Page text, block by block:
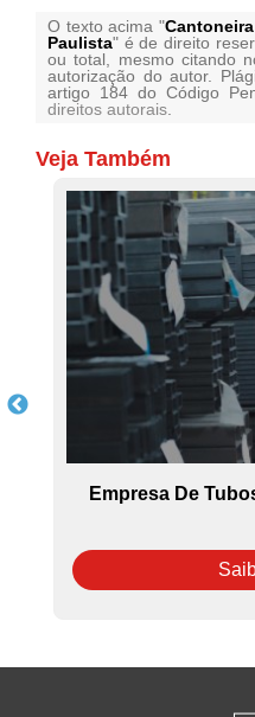
O texto acima "
Paulista" é de direito
ou total, mesmo citando
autorização do autor.
artigo 184 do Código
direitos autorais
Veja Também
Empresa De